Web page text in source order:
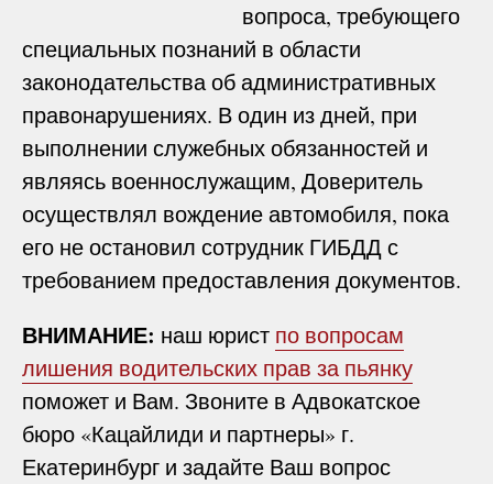
вопроса, требующего
специальных познаний в области
законодательства об административных
правонарушениях. В один из дней, при
выполнении служебных обязанностей и
являясь военнослужащим, Доверитель
осуществлял вождение автомобиля, пока
его не остановил сотрудник ГИБДД с
требованием предоставления документов.
ВНИМАНИЕ: наш юрист по вопросам
лишения водительских прав за пьянку
поможет и Вам. Звоните в Адвокатское
бюро «Кацайлиди и партнеры» г.
Екатеринбург и задайте Ваш вопрос